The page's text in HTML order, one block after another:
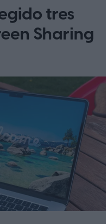
tres
Sharing